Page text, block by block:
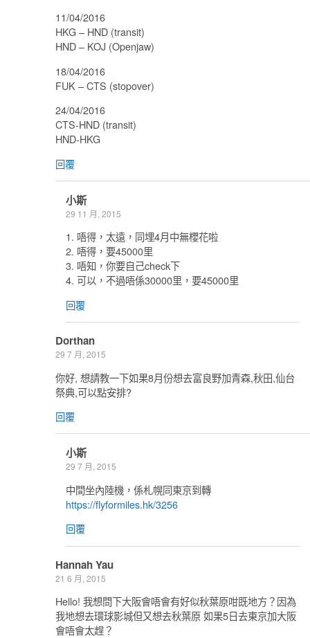
11/04/2016
HKG – HND (transit)
HND – KOJ (Openjaw)
18/04/2016
FUK – CTS (stopover)
24/04/2016
CTS-HND (transit)
HND-HKG
回覆
小斯
29 11 月, 2015
1. 唔得，太遠，同埋4月中無櫻花啦
2. 唔得，要45000里
3. 唔知，你要自己check下
4. 可以，不過唔係30000里，要45000里
回覆
Dorthan
29 7 月, 2015
你好, 想請教一下如果8月份想去富良野加青森,秋田,仙台
祭典,可以點安排?
回覆
小斯
29 7 月, 2015
中間坐內陸機，係札幌同東京到轉
https://flyformiles.hk/3256
回覆
Hannah Yau
21 6 月, 2015
Hello! 我想問下大阪會唔會有好似秋葉原咁既地方？因為
我地想去環球影城但又想去秋葉原 如果5日去東京加大阪
會唔會太趕？